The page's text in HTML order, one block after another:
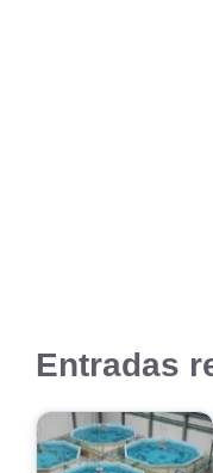
Entradas